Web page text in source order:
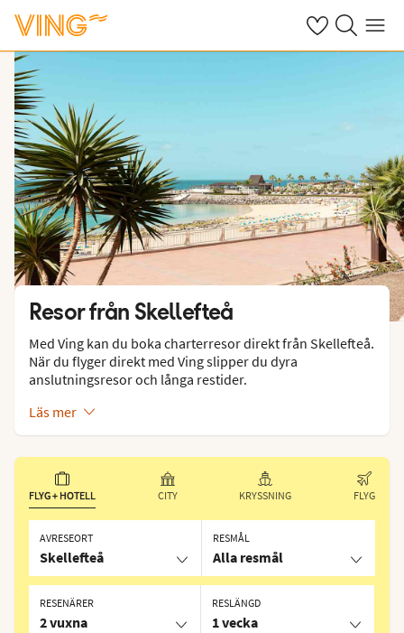
Se dinaSök på ving.se
Meny
Resor från Skellefteå
Med Ving kan du boka charterresor direkt från Skellefteå.
När du flyger direkt med Ving slipper du dyra
anslutningsresor och långa restider.
Läs mer
FLYG + HOTELL CITY KRYSSNING FLYG
AVRESEORT
Skellefteå
RESMÅL
Alla resmål
RESLÄNGD
1 vecka
RESENÄRER
2 vuxna